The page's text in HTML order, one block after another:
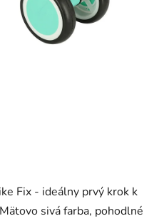
Fix - ideálny prvý krok k
sivá farba, pohodlné